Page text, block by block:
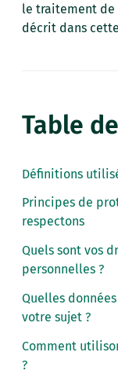
le traitement de
décrit dans
Table
Définitions
Principes de
respectons
Quels sont vos
personnelles ?
Quelles
votre sujet ?
Comment
?